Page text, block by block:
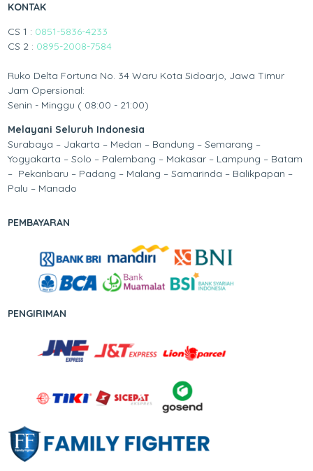
KONTAK
CS 1 : 0851-5836-4233
CS 2 : 0895-2008-7584
Ruko Delta Fortuna No. 34 Waru Kota Sidoarjo, Jawa Timur
Jam Opersional:
Senin - Minggu ( 08:00 - 21:00)
Melayani Seluruh Indonesia
Surabaya – Jakarta – Medan – Bandung – Semarang –
Yogyakarta – Solo – Palembang – Makasar – Lampung – Batam
– Pekanbaru – Padang – Malang – Samarinda – Balikpapan –
Palu – Manado
PEMBAYARAN
PENGIRIMAN